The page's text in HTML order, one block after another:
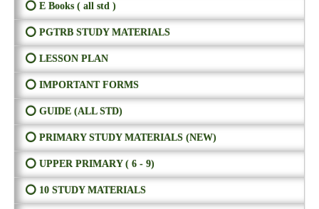
⭕ E Books ( all std )
⭕ PGTRB STUDY MATERIALS
⭕ LESSON PLAN
⭕ IMPORTANT FORMS
⭕ GUIDE (ALL STD)
⭕ PRIMARY STUDY MATERIALS (NEW)
⭕ UPPER PRIMARY ( 6 - 9)
⭕ 10 STUDY MATERIALS